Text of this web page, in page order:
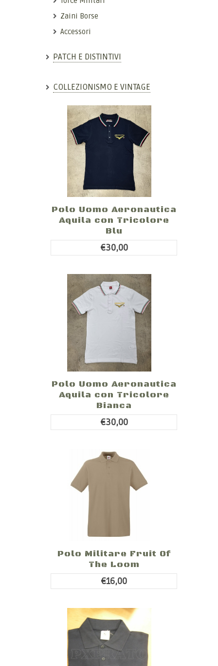
Zaini Borse
Accessori
PATCH E DISTINTIVI
COLLEZIONISMO E VINTAGE
Polo Uomo Aeronautica
Aquila con Tricolore
Blu
€30,00
Polo Uomo Aeronautica
Aquila con Tricolore
Bianca
€30,00
Polo Militare Fruit Of
The Loom
€16,00